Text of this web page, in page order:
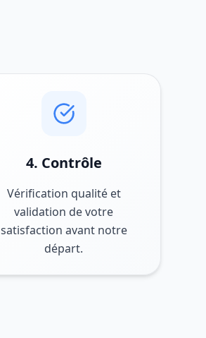
4. Contrôle
Vérification qualité et
validation de votre
satisfaction avant notre
départ.